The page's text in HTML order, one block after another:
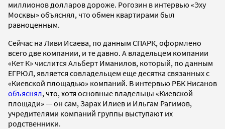
миллионов долларов дороже. Рогозин в интервью «Эху
Москвы» объяснял, что обмен квартирами был
равноценным.
Сейчас на Ливи Исаева, по данным СПАРК, оформлено
всего две компании, и те давно. А владельцем компании
«Кет К» числится Альберт Иманилов, который, по данным
ЕГРЮЛ, является совладельцем еще десятка связанных с
«Киевской площадью» компаний. В интервью РБК Нисанов
объяснял, что, хотя основные владельцы «Киевской
площади» — он сам, Зарах Илиев и Ильгам Рагимов,
учредителями компаний группы выступают их
родственники.